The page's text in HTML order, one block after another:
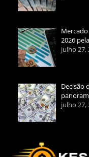
2026
julho 27,
Decisão
julho 27,